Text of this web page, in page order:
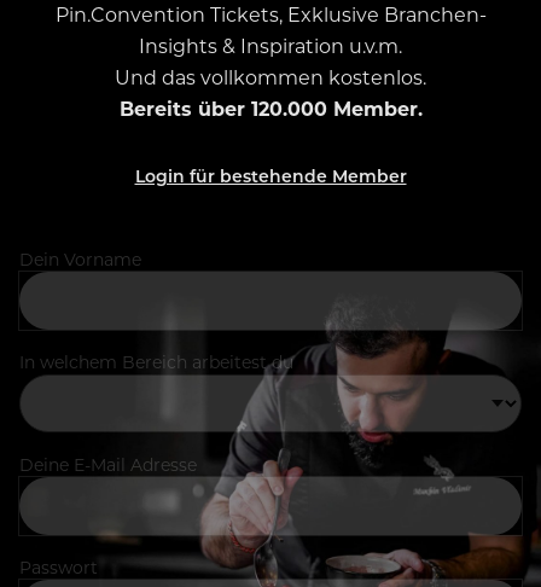
Pin.Convention Tickets, Exklusive Branchen-
Insights & Inspiration u.v.m.
Und das vollkommen kostenlos.
Bereits über 120.000 Member.
Login für bestehende Member
Dein Vorname
In welchem Bereich arbeitest du
Deine E-Mail Adresse
Passwort